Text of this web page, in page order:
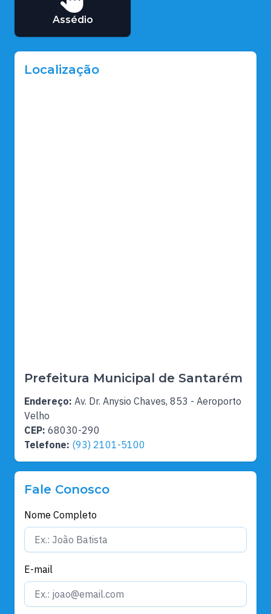
Assédio
Localização
Prefeitura Municipal de Santarém
Endereço: Av. Dr. Anysio Chaves, 853 - Aeroporto
Velho
CEP: 68030-290
Telefone: (93) 2101-5100
Fale Conosco
Nome Completo
E-mail